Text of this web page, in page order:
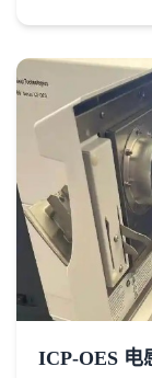
ICP-OES 电